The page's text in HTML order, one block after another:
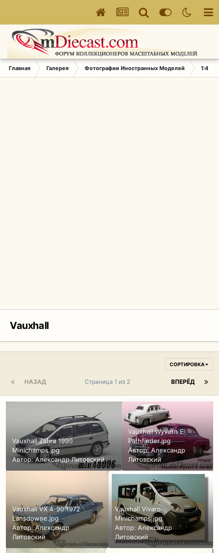
Главная Галерея Фотографии Иностранных Моделей 1:43
Vauxhall
СОРТИРОВКА
НАЗАД ВПЕРЁД
Страница 1 из 2
Vauxhall Zafira 1999
Minichamps.jpg
Автор:Александр Литовский
Vauxhall Wyvern E
Pathfinder.jpg
Автор:Александр
Литовский
Vauxhall VX 4-90 1972
Lansdowne.jpg
Автор:Александр
Литовский
Vauxhall Vivaro
Minichamps.jpg
Автор:Александр
Литовский